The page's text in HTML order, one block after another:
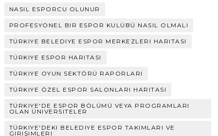
NASIL ESPORCU OLUNUR
PROFESYONEL BIR ESPOR KULÜBÜ NASIL OLMALI
TÜRKIYE BELEDIYE ESPOR MERKEZLERI HARITASI
TÜRKIYE ESPOR HARITASI
TÜRKIYE OYUN SEKTÖRÜ RAPORLARI
TÜRKIYE ÖZEL ESPOR SALONLARI HARITASI
TÜRKIYE'DE ESPOR BÖLÜMÜ VEYA PROGRAMLARI
OLAN ÜNIVERSITELER
TÜRKIYE'DEKI BELEDIYE ESPOR TAKIMLARI VE
GIRIŞIMLERI